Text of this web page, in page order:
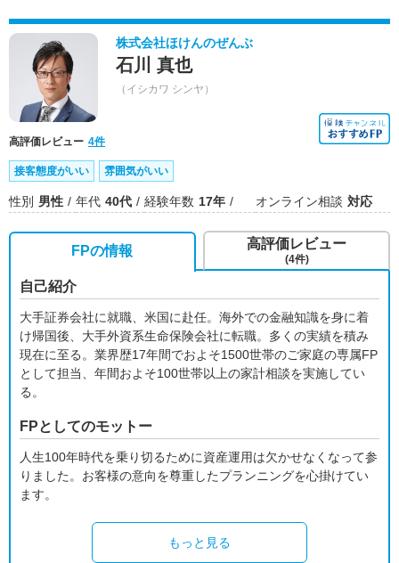
株式会社ほけんのぜんぶ
石川 真也
（イシカワ シンヤ）
高評価レビュー 4件
接客態度がいい 雰囲気がいい
性別 男性 年代 40代 経験年数 17年 オンライン相談 対応
FPの情報
自己紹介
大手証券会社に就職、米国に赴任。海外での金融知識を身に着
け帰国後、大手外資系生命保険会社に転職。多くの実績を積み
現在に至る。業界歴17年間でおよそ1500世帯のご家庭の専属FP
として担当、年間およそ100世帯以上の家計相談を実施してい
る。
FPとしてのモットー
人生100年時代を乗り切るために資産運用は欠かせなくなって参
りました。お客様の意向を尊重したプランニングを心掛けてい
ます。
もっと見る
高評価レビュー
(4件)